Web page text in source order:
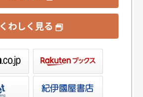
くわしく見る